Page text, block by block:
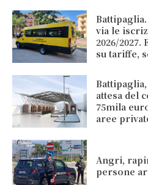
via le
2026/
su tariffe,
attesa del
75mila
aree
Angri,
persone